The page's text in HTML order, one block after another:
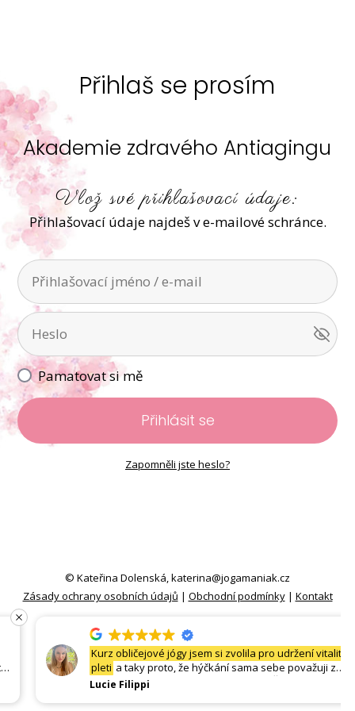
Přihlaš se prosím
Akademie zdravého Antiagingu
Vlož své přihlašovací údaje:
Přihlašovací údaje najdeš v e-mailové schránce.
Pamatovat si mě
Přihlásit se
Zapomněli jste heslo?
© Kateřina Dolenská,katerina@jogamaniak.cz
Zásady ochrany osobních údajů | Obchodní podmínky| Kontakt
Kurz obličejové jógy jsem si zvolila pro udržení vitality
pletia taky proto, že hýčkání sama sebe považuji za
jeden z největších projevu sebelásky. Členská sekce
Lucie Filippi